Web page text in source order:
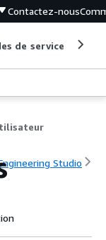
Contactez-nous
de service
Studio